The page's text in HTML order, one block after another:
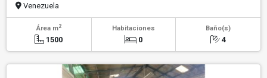
Venezuela
Área m2
1500
Habitaciones
0
Baño(s)
4